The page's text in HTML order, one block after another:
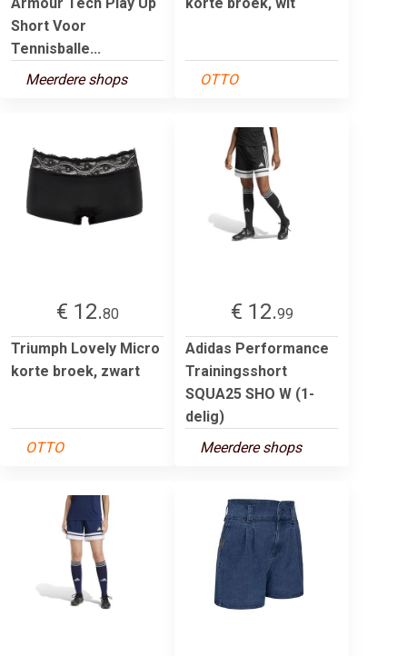
Short Voor
Tennisballe...
Meerdere shops
OTTO
€ 12.80
Triumph Lovely Micro
korte broek, zwart
OTTO
€ 12.99
Adidas Performance
Trainingsshort
SQUA25 SHO W (1-
delig)
Meerdere shops